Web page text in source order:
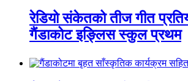
रेडियो संकेतको तीज गीत
गैंडाकोट इङ्लिस स्कुल प्रथम